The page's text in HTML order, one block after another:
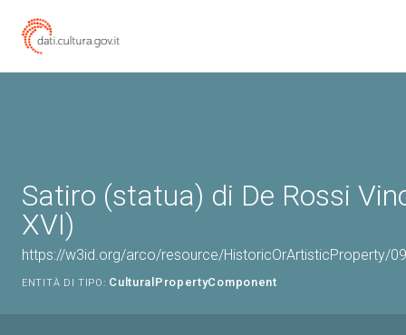
Satiro (statua) di De Rossi
XVI)
https://w3id.org/arco/resource/HistoricOrArtisticProperty/
ENTITÀ DI TIPO: CulturalPropertyComponent